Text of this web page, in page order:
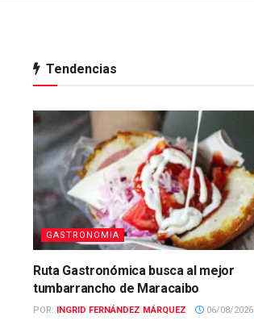
Tendencias
GASTRONOMIA
Ruta Gastronómica busca al mejor
tumbarrancho de Maracaibo
POR: INGRID FERNÁNDEZ MÁRQUEZ 06/08/2026